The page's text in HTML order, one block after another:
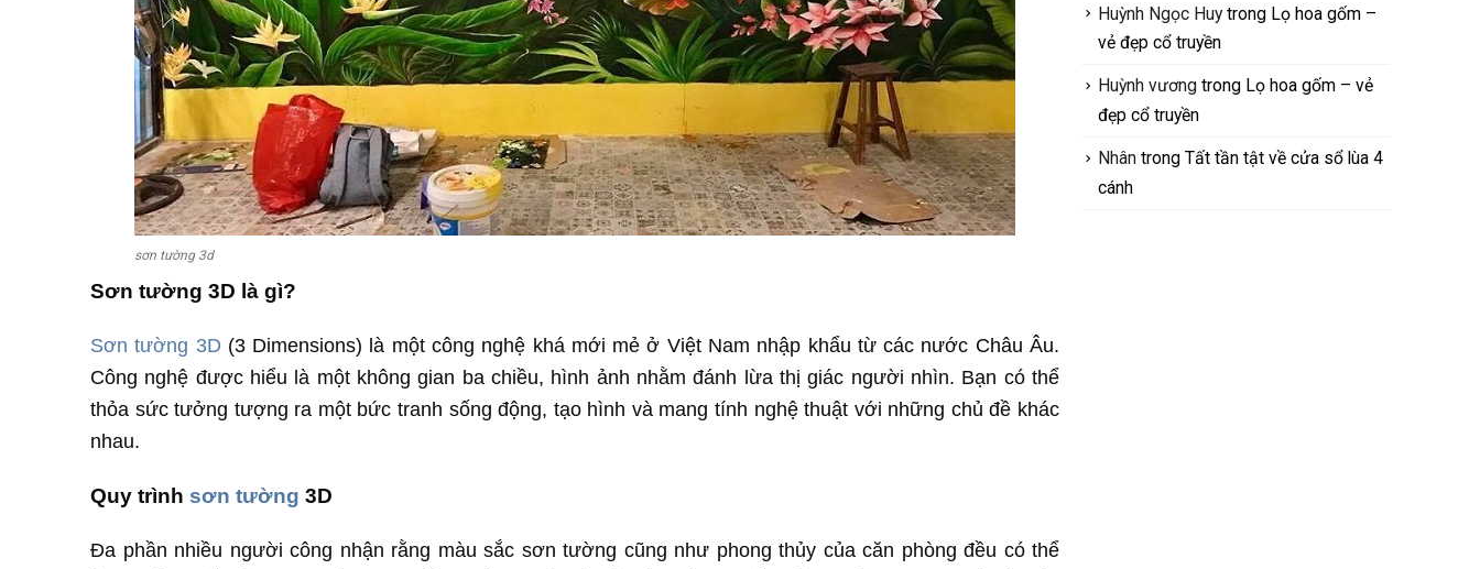
sơn tường 3d
Sơn tường 3D là gì?
Sơn tường 3D (3 Dimensions) là một công nghệ khá mới mẻ ở Việt Nam nhập khẩu từ các nước Châu Âu.
Công nghệ được hiểu là một không gian ba chiều, hình ảnh nhằm đánh lừa thị giác người nhìn. Bạn có thể
thỏa sức tưởng tượng ra một bức tranh sống động, tạo hình và mang tính nghệ thuật với những chủ đề khác
nhau.
Quy trình sơn tường 3D
Đa phần nhiều người công nhận rằng màu sắc sơn tường cũng như phong thủy của căn phòng đều có thể
Huỳnh Ngọc Huy trong Lọ hoa gốm –
vẻ đẹp cổ truyền
Huỳnh vương trong Lọ hoa gốm – vẻ
đẹp cổ truyền
Nhân trong Tất tần tật về cửa sổ lùa 4
cánh